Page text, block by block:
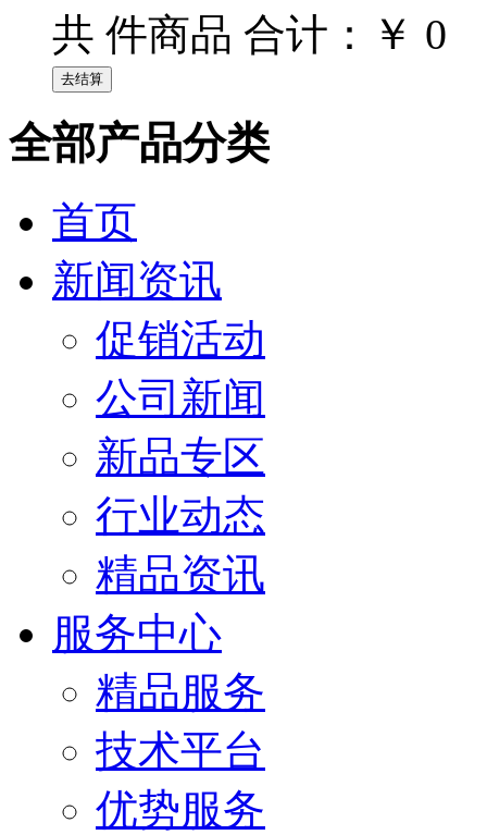
共 件商品 合计： ￥ 0
全部产品分类
首页
新闻资讯
促销活动
公司新闻
新品专区
行业动态
精品资讯
服务中心
精品服务
技术平台
优势服务